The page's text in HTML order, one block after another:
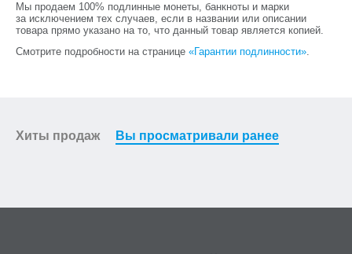
Мы продаем 100% подлинные монеты, банкноты и марки
за исключением тех случаев, если в названии или описании
товара прямо указано на то, что данный товар является копией.
Смотрите подробности на странице «Гарантии подлинности».
Хиты продаж Вы просматривали ранее